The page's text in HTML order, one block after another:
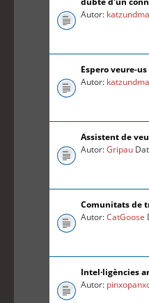
Autor:
Espero veure-
Autor:
Assistent de
Autor:Gripau
Comunitats de
Autor:CatGoose
Intel·ligències
Autor: